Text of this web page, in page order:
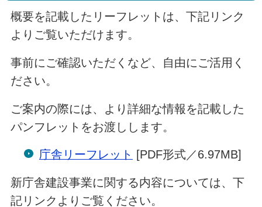
概要を記載したリーフレットは、下記リンク
よりご覧いただけます。
事前にご確認いただくなど、自由にご活用く
ださい。
ご案内の際には、より詳細な情報を記載した
パンフレットをお渡しします。
庁舎リーフレット [PDF形式／6.97MB]
新庁舎建設事業に関する内容については、下
記リンクよりご覧ください。